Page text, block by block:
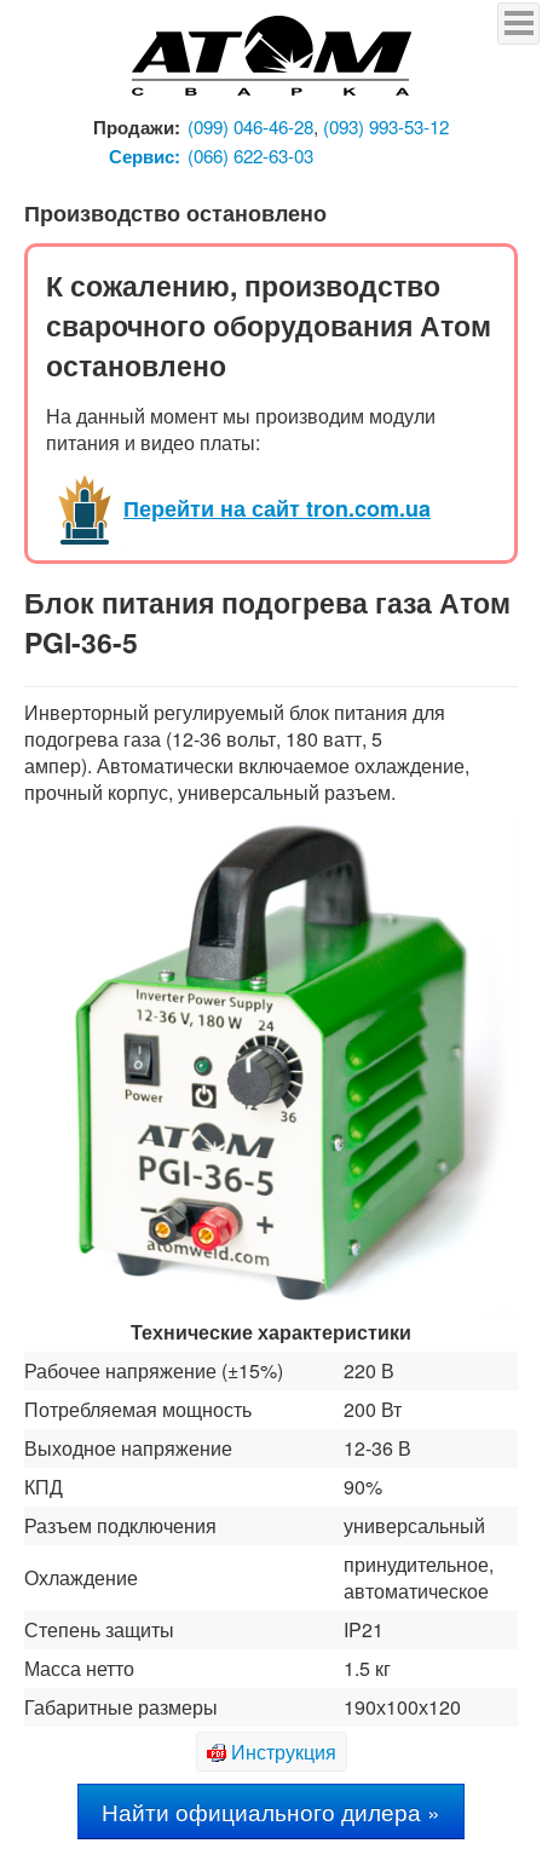
Продажи: (099) 046-46-28, (093) 993-53-12
Сервис: (066) 622-63-03
Сварочный полуавтомат
Атом I-250 MIG/MAG
Сварочный полуавтомат
Атом I-180 MIG/MAG
Сварочный полуавтомат
Атом I-180L MIG/MAG
Атом I-250X
Сварочный инвертор
Атом I-250D
Сварочный инвертор
Атом I-180D
Атом I-160C
Сварочный инвертор
Атом I-200H
Подающее устройство
Атом WF-5-2
Атом PGI-36-5
Сварочный инвертор
Атом I-180M
Вспомогательные функции инверторов
Реклама
Обратная связь
Сервис
Обслуживание аппаратов «Атом»
Ремонт инверторного оборудования
Видео Атом I-250 MIG/MAG
Видео Атом I-180 MIG/MAG
Видео Атом I-250D
Видео Атом I-180D
Видео Атом I-180M
Где купить
Сотрудничество
Производство остановлено
К сожалению, производство
сварочного оборудования Атом
остановлено
На данный момент мы производим модули
питания и видео платы:
Перейти на сайт tron.com.ua
Блок питания подогрева газа Атом
PGI-36-5
Инверторный регулируемый блок питания для
подогрева газа (12-36 вольт, 180 ватт, 5
ампер). Автоматически включаемое охлаждение,
прочный корпус, универсальный разъем.
Технические характеристики
Рабочее напряжение (±15%)
220 В
Потребляемая мощность
200 Вт
Выходное напряжение
12-36 В
КПД
90%
Разъем подключения
универсальный
Охлаждение
принудительное,
автоматическое
Степень защиты
IP21
Масса нетто
1.5 кг
Габаритные размеры
190х100х120
Инструкция
Найти официального дилера »